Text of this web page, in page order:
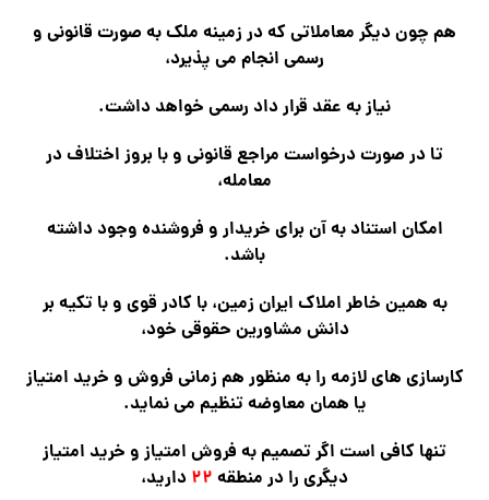
هم چون دیگر معاملاتی که در زمینه ملک به صورت قانونی و
رسمی انجام می پذیرد،
نیاز به عقد قرار داد رسمی خواهد داشت.
تا در صورت درخواست مراجع قانونی و با بروز اختلاف در
معامله،
امکان استناد به آن برای خریدار و فروشنده وجود داشته
باشد.
به همین خاطر املاک ایران زمین، با کادر قوی و با تکیه بر
دانش مشاورین حقوقی خود،
کارسازی های لازمه را به منظور هم زمانی فروش و خرید امتیاز
یا همان معاوضه تنظیم می نماید.
تنها کافی است اگر تصمیم به فروش امتیاز و خرید امتیاز
دیگری را در منطقه ۲۲ دارید،